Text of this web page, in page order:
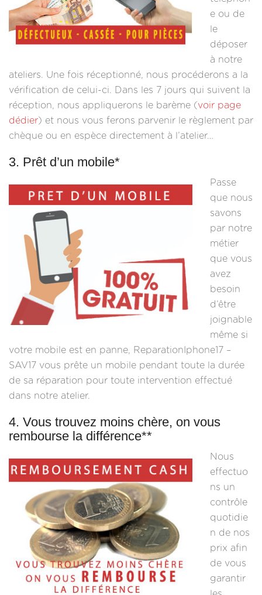
e ou de
le
déposer
à notre
ateliers. Une fois réceptionné, nous procéderons a la
vérification de celui-ci. Dans les 7 jours qui suivent la
réception, nous appliquerons le barème (voir page
dédier) et nous vous ferons parvenir le règlement par
chèque ou en espèce directement à l’atelier…
3. Prêt d’un mobile*
Passe
que nous
savons
par notre
métier
que vous
avez
besoin
d’être
joignable
même si
votre mobile est en panne, ReparationIphone17 –
SAV17 vous prête un mobile pendant toute la durée
de sa réparation pour toute intervention effectué
dans notre atelier.
4. Vous trouvez moins chère, on vous
rembourse la différence**
Nous
effectuo
ns un
contrôle
quotidie
n de nos
prix afin
de vous
garantir